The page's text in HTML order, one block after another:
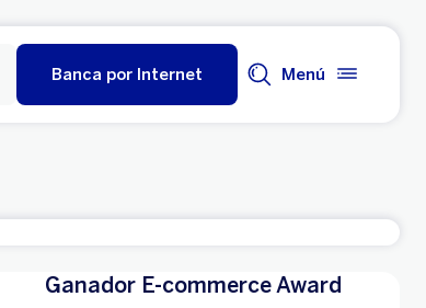
Banca por Internet Menú
Ganador E-commerce Award